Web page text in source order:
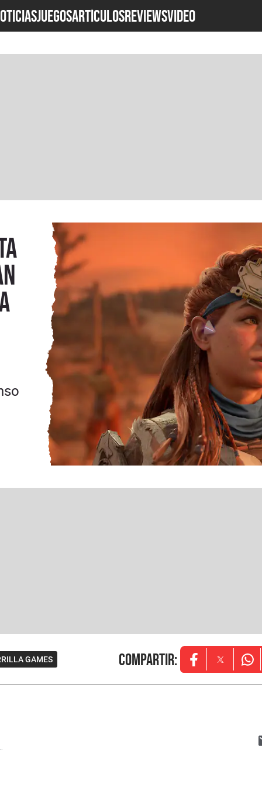
JUEGOSARTÍCULOSREVIEWSVideo
GAMES Compartir: Opens in new
Opens in